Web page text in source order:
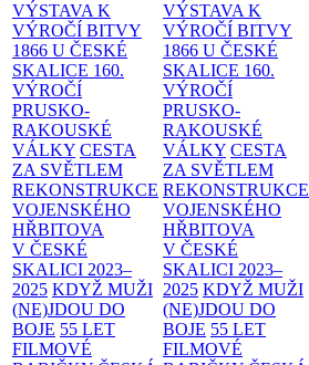
VÝSTAVA K
VÝROČÍ BITVY
1866 U ČESKÉ
SKALICE 160.
VÝROČÍ
PRUSKO-
RAKOUSKÉ
VÁLKY CESTA
ZA SVĚTLEM
REKONSTRUKCE
VOJENSKÉHO
HŘBITOVA
V ČESKÉ
SKALICI 2023–
2025 KDYŽ MUŽI
(NE)JDOU DO
BOJE 55 LET
FILMOVÉ
VÝSTAVA K
VÝROČÍ BITVY
1866 U ČESKÉ
SKALICE 160.
VÝROČÍ
PRUSKO-
RAKOUSKÉ
VÁLKY CESTA
ZA SVĚTLEM
REKONSTRUKCE
VOJENSKÉHO
HŘBITOVA
V ČESKÉ
SKALICI 2023–
2025 KDYŽ MUŽI
(NE)JDOU DO
BOJE 55 LET
FILMOVÉ